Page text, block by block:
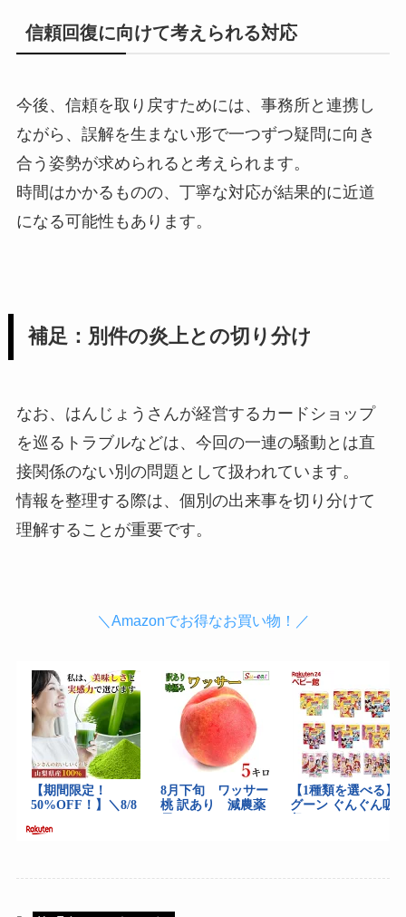
信頼回復に向けて考えられる対応
今後、信頼を取り戻すためには、事務所と連携し
ながら、誤解を生まない形で一つずつ疑問に向き
合う姿勢が求められると考えられます。
時間はかかるものの、丁寧な対応が結果的に近道
になる可能性もあります。
補足：別件の炎上との切り分け
なお、はんじょうさんが経営するカードショップ
を巡るトラブルなどは、今回の一連の騒動とは直
接関係のない別の問題として扱われています。
情報を整理する際は、個別の出来事を切り分けて
理解することが重要です。
＼Amazonでお得なお買い物！／